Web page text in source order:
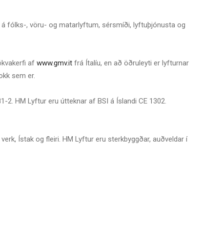
fólks-, vöru- og matarlyftum, sérsmíði, lyftuþjónusta og
af www.gmv.it frá Ítalíu, en að öðruleyti er lyfturnar
sem er.
HM Lyftur eru útteknar af BSI á Íslandi CE 1302.
Ístak og fleiri. HM Lyftur eru sterkbyggðar, auðveldar í